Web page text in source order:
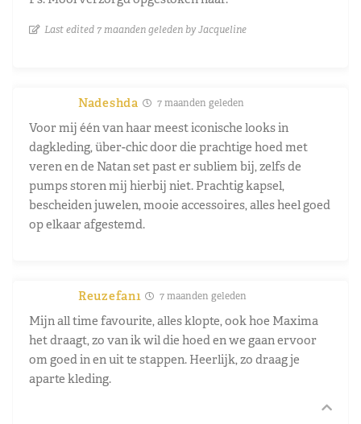
Last edited 7 maanden geleden by Jacqueline
Nadeshda 7 maanden geleden
Voor mij één van haar meest iconische looks in
dagkleding, über-chic door die prachtige hoed met
veren en de Natan set past er subliem bij, zelfs de
pumps storen mij hierbij niet. Prachtig kapsel,
bescheiden juwelen, mooie accessoires, alles heel goed
op elkaar afgestemd.
Reuzefan1 7 maanden geleden
Mijn all time favourite, alles klopte, ook hoe Maxima
het draagt, zo van ik wil die hoed en we gaan ervoor
om goed in en uit te stappen. Heerlijk, zo draag je
aparte kleding.